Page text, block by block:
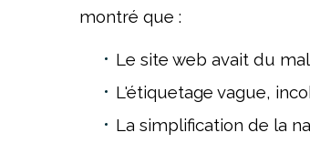
montré que :
Le site web avait du
L'étiquetage vague,
La simplification de la